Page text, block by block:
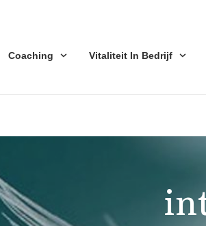
Coaching Vitaliteit In Bedrijf